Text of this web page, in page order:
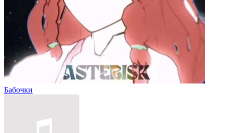
Бабочки